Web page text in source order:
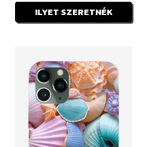
ILYET SZERETNÉK